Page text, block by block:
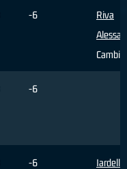
-6
Riva
Cambio
-6
-6
Iardella